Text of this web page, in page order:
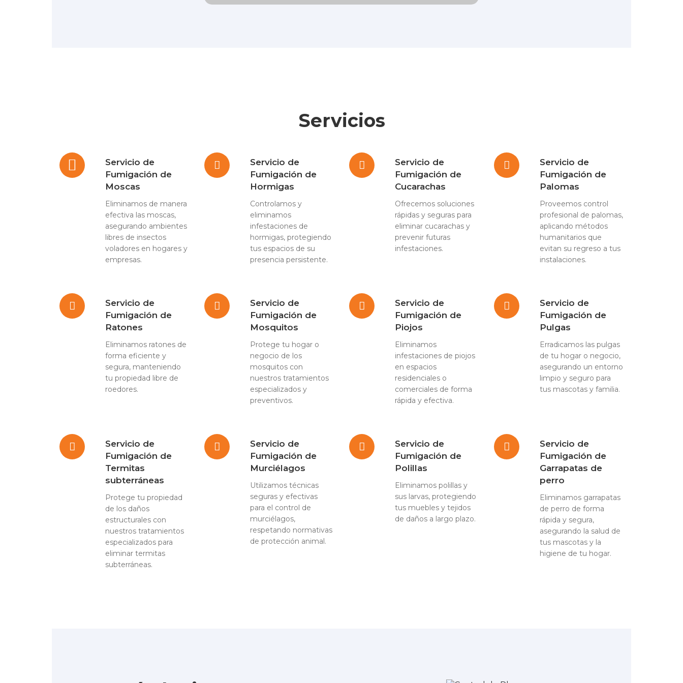
Servicios
Servicio de
Fumigación de
Moscas
Eliminamos de manera
efectiva las moscas,
asegurando ambientes
libres de insectos
voladores en hogares y
empresas.
Servicio de
Fumigación de
Hormigas
Controlamos y
eliminamos
infestaciones de
hormigas, protegiendo
tus espacios de su
presencia persistente.
Servicio de
Fumigación de
Cucarachas
Ofrecemos soluciones
rápidas y seguras para
eliminar cucarachas y
prevenir futuras
infestaciones.
Servicio de
Fumigación de
Palomas
Proveemos control
profesional de palomas,
aplicando métodos
humanitarios que
evitan su regreso a tus
instalaciones.
Servicio de
Fumigación de
Ratones
Eliminamos ratones de
forma eficiente y
segura, manteniendo
tu propiedad libre de
roedores.
Servicio de
Fumigación de
Mosquitos
Protege tu hogar o
negocio de los
mosquitos con
nuestros tratamientos
especializados y
preventivos.
Servicio de
Fumigación de
Piojos
Eliminamos
infestaciones de piojos
en espacios
residenciales o
comerciales de forma
rápida y efectiva.
Servicio de
Fumigación de
Pulgas
Erradicamos las pulgas
de tu hogar o negocio,
asegurando un entorno
limpio y seguro para
tus mascotas y familia.
Servicio de
Fumigación de
Termitas
subterráneas
Protege tu propiedad
de los daños
estructurales con
nuestros tratamientos
especializados para
eliminar termitas
subterráneas.
Servicio de
Fumigación de
Murciélagos
Utilizamos técnicas
seguras y efectivas
para el control de
murciélagos,
respetando normativas
de protección animal.
Servicio de
Fumigación de
Polillas
Eliminamos polillas y
sus larvas, protegiendo
tus muebles y tejidos
de daños a largo plazo.
Servicio de
Fumigación de
Garrapatas de
perro
Eliminamos garrapatas
de perro de forma
rápida y segura,
asegurando la salud de
tus mascotas y la
higiene de tu hogar.